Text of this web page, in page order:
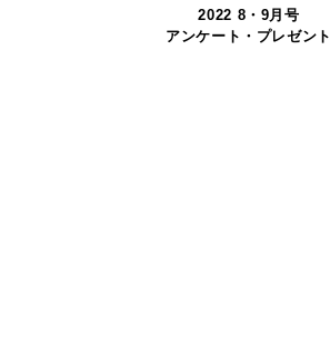
2022 8・9月号
アンケート・プレゼント